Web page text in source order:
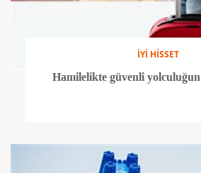
İYİ HİSSET
Hamilelikte güvenli yolculuğun